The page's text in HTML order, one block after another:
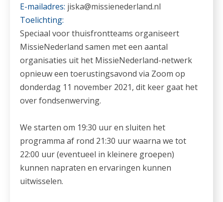
E-mailadres: jiska@missienederland.nl
Toelichting:
Speciaal voor thuisfrontteams organiseert
MissieNederland samen met een aantal
organisaties uit het MissieNederland-netwerk
opnieuw een toerustingsavond via Zoom op
donderdag 11 november 2021, dit keer gaat het
over fondsenwerving.
We starten om 19:30 uur en sluiten het
programma af rond 21:30 uur waarna we tot
22:00 uur (eventueel in kleinere groepen)
kunnen napraten en ervaringen kunnen
uitwisselen.